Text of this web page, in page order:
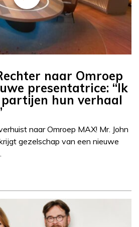
naar Omroep
presentatrice: “Ik
hun verhaal
naar Omroep MAX! Mr. John
gezelschap van een nieuwe